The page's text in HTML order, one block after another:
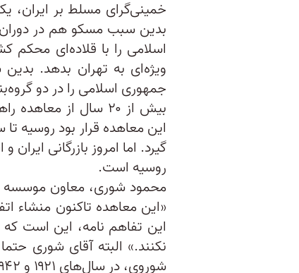
خمینی‌گرای مسلط بر ایران،
بدین سبب مسکو هم در
اسلامی را با قلاده‌ای محکم
ویژه‌ای به تهران بدهد.
جمهوری اسلامی را در دو
بیش از ۲۰ سال از
گیرد. اما امروز بازرگانی
روسیه است.
محمود شوری، معاون موسسه
«این معاهده تاکنون منشاء
این تفاهم نامه، این است
نکنند.» البته آقای شوری
شوروی، در سال‌های ۱۹۲۱ و ۱۹۴۲ میلادی، با قاطعیت ذکر شده بود.